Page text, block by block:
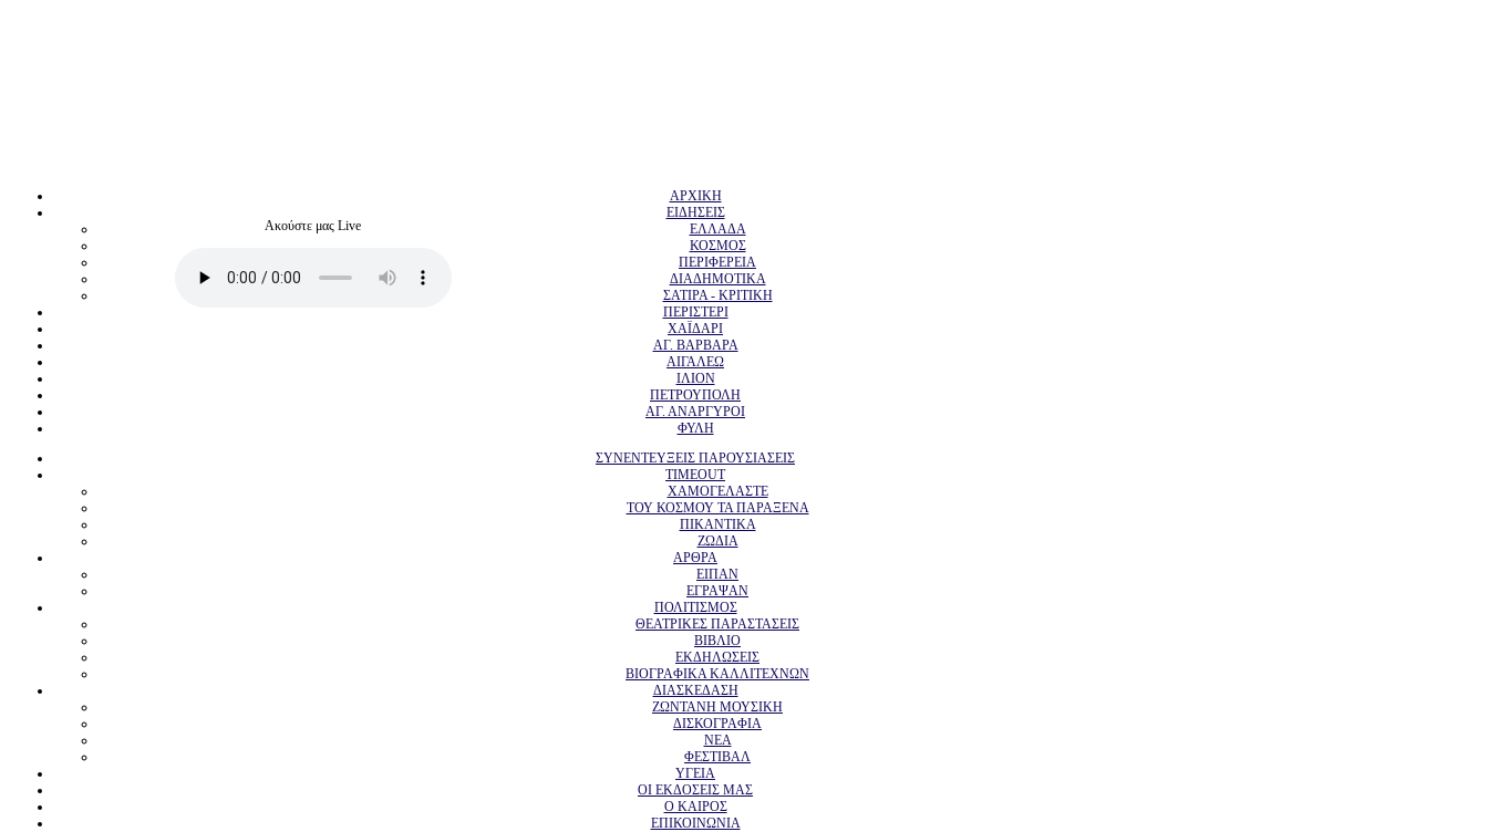
Ακούστε μας Live
ΑΡΧΙΚΗ
ΕΙΔΗΣΕΙΣ
ΕΛΛΑΔΑ
ΚΟΣΜΟΣ
ΠΕΡΙΦΕΡΕΙΑ
ΔΙΑΔΗΜΟΤΙΚΑ
ΣΑΤΙΡΑ - ΚΡΙΤΙΚΗ
ΠΕΡΙΣΤΕΡΙ
ΧΑΪΔΑΡΙ
ΑΓ. ΒΑΡΒΑΡΑ
ΑΙΓΑΛΕΩ
ΙΛΙΟΝ
ΠΕΤΡΟΥΠΟΛΗ
ΑΓ. ΑΝΑΡΓΥΡΟΙ
ΦΥΛΗ
ΣΥΝΕΝΤΕΥΞΕΙΣ ΠΑΡΟΥΣΙΑΣΕΙΣ
TIMEOUT
ΧΑΜΟΓΕΛΑΣΤΕ
ΤΟΥ ΚΟΣΜΟΥ ΤΑ ΠΑΡΑΞΕΝΑ
ΠΙΚΑΝΤΙΚΑ
ΖΩΔΙΑ
ΑΡΘΡΑ
ΕΙΠΑΝ
ΕΓΡΑΨΑΝ
ΠΟΛΙΤΙΣΜΟΣ
ΘΕΑΤΡΙΚΕΣ ΠΑΡΑΣΤΑΣΕΙΣ
ΒΙΒΛΙΟ
ΕΚΔΗΛΩΣΕΙΣ
ΒΙΟΓΡΑΦΙΚΑ ΚΑΛΛΙΤΕΧΝΩΝ
ΔΙΑΣΚΕΔΑΣΗ
ΖΩΝΤΑΝΗ ΜΟΥΣΙΚΗ
ΔΙΣΚΟΓΡΑΦΙΑ
ΝΕΑ
ΦΕΣΤΙΒΑΛ
ΥΓΕΙΑ
ΟΙ ΕΚΔΟΣΕΙΣ ΜΑΣ
Ο ΚΑΙΡΟΣ
ΕΠΙΚΟΙΝΩΝΙΑ